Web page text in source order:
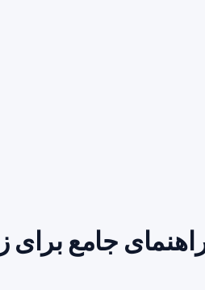
جامع برای